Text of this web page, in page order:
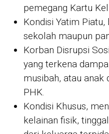
pemegang Kartu
Kondisi Yatim
sekolah maupun
Korban Disrupsi
yang terkena
musibah, atau anak
PHK.
Kondisi Khusus,
kelainan fisik,